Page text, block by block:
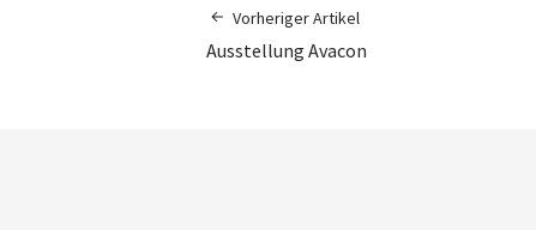
Vorheriger Artikel
Ausstellung Avacon